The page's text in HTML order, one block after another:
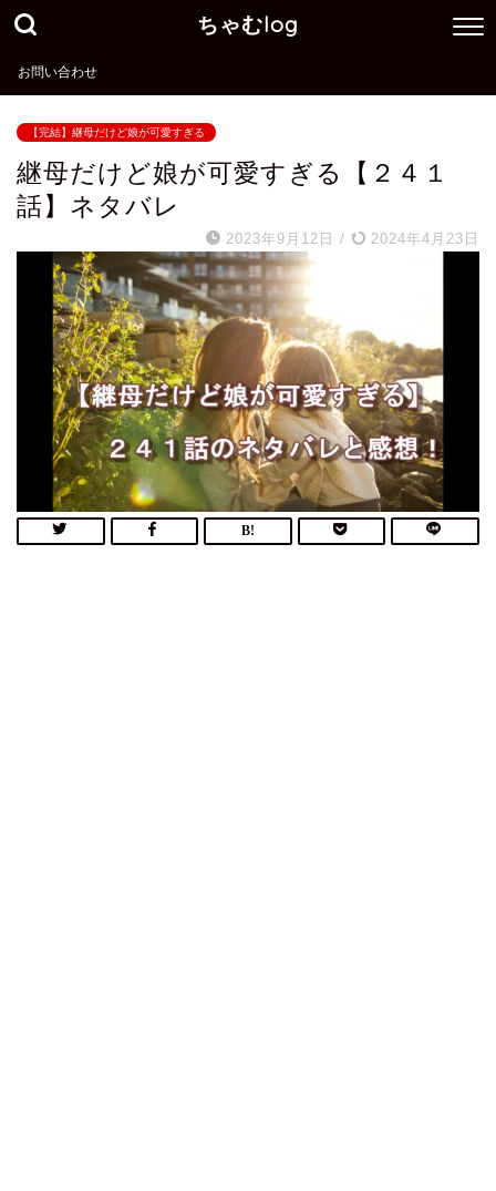
ちゃむlog
お問い合わせ
【完結】継母だけど娘が可愛すぎる
継母だけど娘が可愛すぎる【２４１
話】ネタバレ
2023年9月12日 / 2024年4月23日